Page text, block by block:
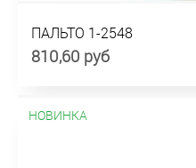
ПАЛЬТО 1-2548
810,60 руб
НОВИНКА